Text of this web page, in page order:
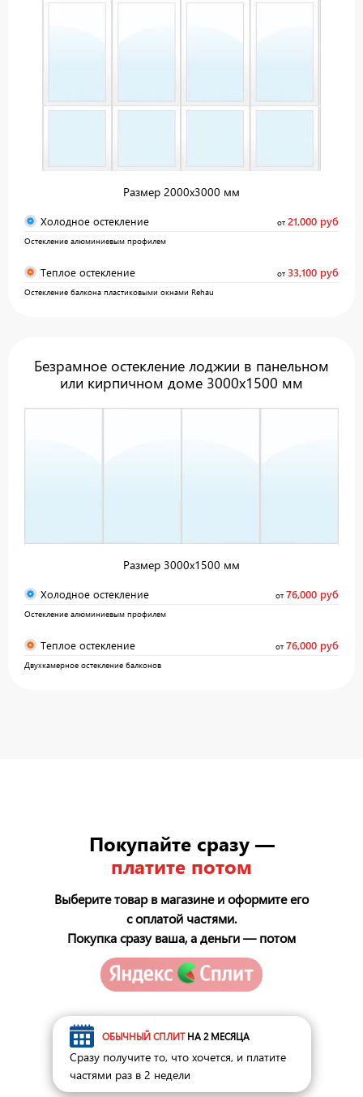
Размер 2000x3000 мм
Холодное остекление от 21,000 руб
Остекление алюминиевым профилем
Теплое остекление от 33,100 руб
Остекление балкона пластиковыми окнами Rehau
Безрамное остекление лоджии в панельном
или кирпичном доме 3000х1500 мм
Размер 3000х1500 мм
Холодное остекление от 76,000 руб
Остекление алюминиевым профилем
Теплое остекление от 76,000 руб
Двухкамерное остекление балконов
Покупайте сразу —
платите потом
Выберите товар в магазине и оформите его
с оплатой частями.
Покупка сразу ваша, а деньги — потом
ОБЫЧНЫЙ СПЛИТНА 2 МЕСЯЦА
Сразу получите то, что хочется, и платите
частями раз в 2 недели